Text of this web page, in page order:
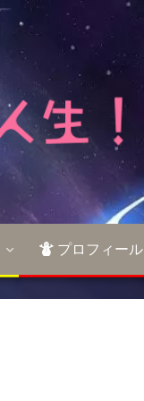
プロフィール